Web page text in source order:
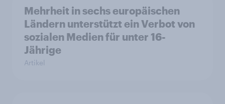
Mehrheit in sechs europäischen
Ländern unterstützt ein Verbot von
sozialen Medien für unter 16-
Jährige
Artikel